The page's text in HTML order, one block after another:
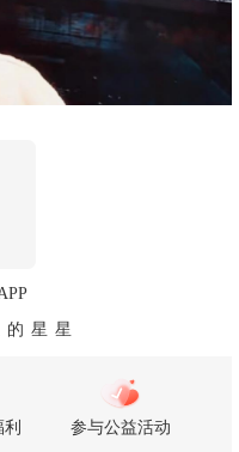
星星
参与公益活动